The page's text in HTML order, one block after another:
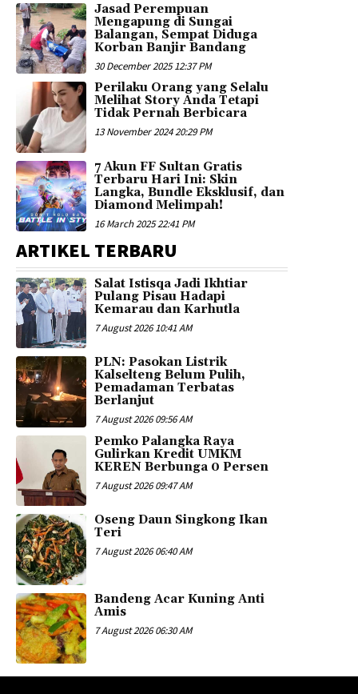
Jasad Perempuan
Mengapung di Sungai
Balangan, Sempat Diduga
Korban Banjir Bandang
30 December 2025 12:37 PM
Perilaku Orang yang Selalu
Melihat Story Anda Tetapi
Tidak Pernah Berbicara
13 November 2024 20:29 PM
7 Akun FF Sultan Gratis
Terbaru Hari Ini: Skin
Langka, Bundle Eksklusif, dan
Diamond Melimpah!
16 March 2025 22:41 PM
ARTIKEL TERBARU
Salat Istisqa Jadi Ikhtiar
Pulang Pisau Hadapi
Kemarau dan Karhutla
7 August 2026 10:41 AM
PLN: Pasokan Listrik
Kalselteng Belum Pulih,
Pemadaman Terbatas
Berlanjut
7 August 2026 09:56 AM
Pemko Palangka Raya
Gulirkan Kredit UMKM
KEREN Berbunga 0 Persen
7 August 2026 09:47 AM
Oseng Daun Singkong Ikan
Teri
7 August 2026 06:40 AM
Bandeng Acar Kuning Anti
Amis
7 August 2026 06:30 AM